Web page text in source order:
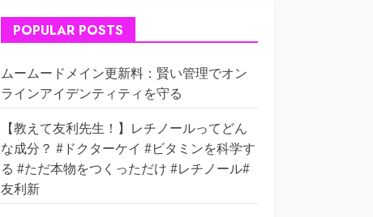
POPULAR POSTS
ムームードメイン更新料：賢い管理でオン
ラインアイデンティティを守る
【教えて友利先生！】レチノールってどん
な成分？ #ドクターケイ #ビタミンを科学す
る #ただ本物をつくっただけ #レチノール#
友利新